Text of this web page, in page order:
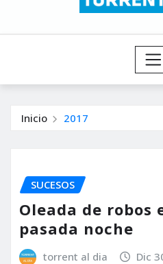
Inicio 2017
SUCESOS
Oleada de robos
pasada noche
torrent al dia Dic